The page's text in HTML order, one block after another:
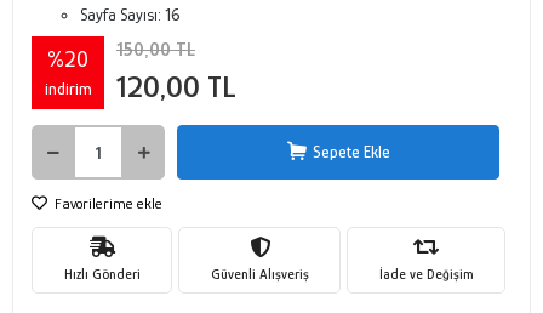
Sayfa Sayısı: 16
%20
indirim
150,00 TL
120,00 TL
Sepete Ekle
Favorilerime ekle
Hızlı Gönderi Güvenli Alışveriş İade ve Değişim